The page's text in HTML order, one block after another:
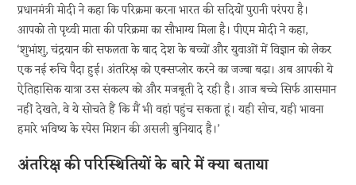
प्रधानमंत्री मोदी ने कहा कि परिक्रमा करना भारत की सदियों पुरानी परंपरा है।
आपको तो पृथ्वी माता की परिक्रमा का सौभाग्य मिला है। पीएम मोदी ने कहा,
‘शुभांशु, चंद्रयान की सफलता के बाद देश के बच्चों और युवाओं में विज्ञान को लेकर
एक नई रुचि पैदा हुई। अंतरिक्ष को एक्सप्लोर करने का जज्बा बढ़ा। अब आपकी ये
ऐतिहासिक यात्रा उस संकल्प को और मजबूती दे रही है। आज बच्चे सिर्फ आसमान
नहीं देखते, वे ये सोचते हैं कि मैं भी वहां पहुंच सकता हूं। यही सोच, यही भावना
हमारे भविष्य के स्पेस मिशन की असली बुनियाद है।’
अंतरिक्ष की परिस्थितियों के बारे में क्या बताया